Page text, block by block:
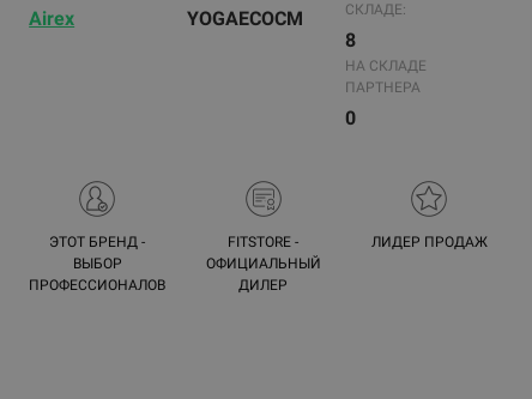
Airex YOGAECOCM
СКЛАДЕ:
8
НА СКЛАДЕ
ПАРТНЕРА
0
ЭТОТ БРЕНД -
ВЫБОР
ПРОФЕССИОНАЛОВ
FITSTORE -
ОФИЦИАЛЬНЫЙ
ДИЛЕР
ЛИДЕР ПРОДАЖ